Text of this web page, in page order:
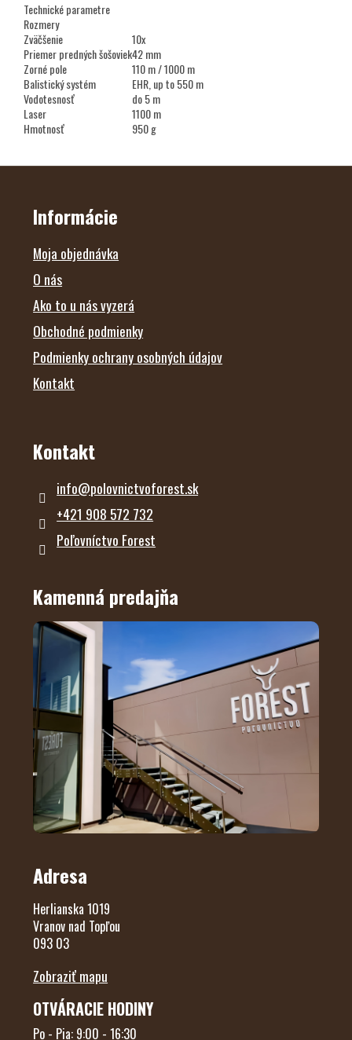
Technické parametre
Rozmery
Zväčšenie
10x
Priemer predných šošoviek42 mm
Zorné pole
110 m / 1000 m
Balistický systém
EHR, up to 550 m
Vodotesnosť
do 5 m
Laser
1100 m
Hmotnosť
950 g
Z
Informácie
Moja objednávka
O nás
Ako to u nás vyzerá
Obchodné podmienky
Podmienky ochrany osobných údajov
Kontakt
Kontakt
info@polovnictvoforest.sk
+421 908 572 732
Poľovníctvo Forest
Kamenná predajňa
Adresa
Herlianska 1019
Vranov nad Topľou
093 03
Zobraziť mapu
OTVÁRACIE HODINY
Po - Pia: 9:00 - 16:30